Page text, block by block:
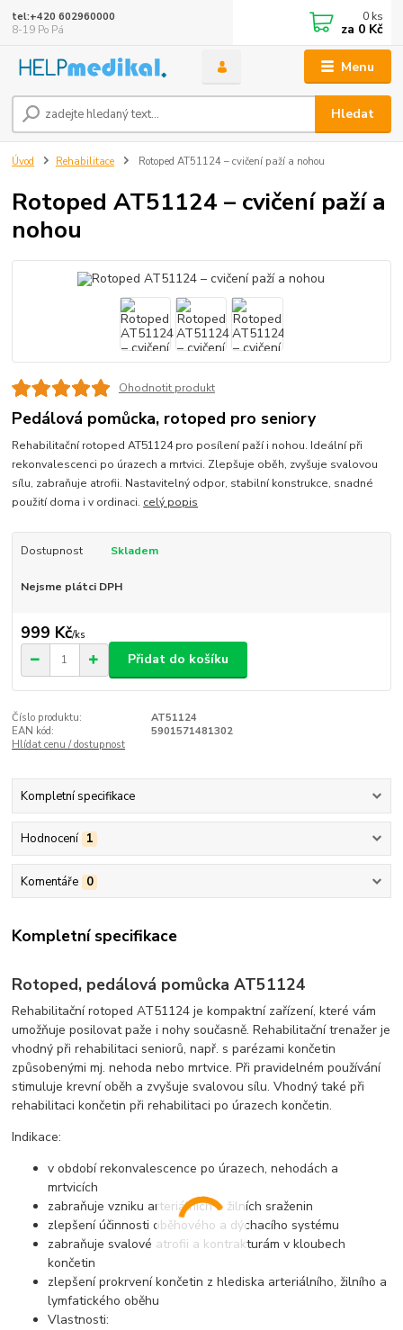
Menu
Hledat
tel:+420 602960000
8-19 Po Pá
0 ks
za 0 Kč
Úvod Rehabilitace Rotoped AT51124 – cvičení paží a nohou
Rotoped AT51124 – cvičení paží a
nohou
Ohodnotit produkt
Pedálová pomůcka, rotoped pro seniory
Rehabilitační rotoped AT51124 pro posílení paží i nohou. Ideální při
rekonvalescenci po úrazech a mrtvici. Zlepšuje oběh, zvyšuje svalovou
sílu, zabraňuje atrofii. Nastavitelný odpor, stabilní konstrukce, snadné
použití doma i v ordinaci. celý popis
Dostupnost Skladem
Nejsme plátci DPH
999 Kč/ks
Přidat do košíku
Číslo produktu:
AT51124
EAN kód:
5901571481302
Hlídat cenu / dostupnost
Kompletní specifikace
Hodnocení 1
Komentáře 0
Kompletní specifikace
Rotoped, pedálová pomůcka AT51124
Rehabilitační rotoped AT51124 je kompaktní zařízení, které vám
umožňuje posilovat paže i nohy současně. Rehabilitační trenažer je
vhodný při rehabilitaci seniorů, např. s parézami končetin
způsobenými mj. nehoda nebo mrtvice. Při pravidelném používání
stimuluje krevní oběh a zvyšuje svalovou sílu. Vhodný také při
rehabilitaci končetin při rehabilitaci po úrazech končetin.
Indikace:
v období rekonvalescence po úrazech, nehodách a
mrtvicích
zabraňuje vzniku arteriálních a žilních sraženin
zlepšení účinnosti oběhového a dýchacího systému
zabraňuje svalové atrofii a kontrakturám v kloubech
končetin
zlepšení prokrvení končetin z hlediska arteriálního, žilního a
lymfatického oběhu
Vlastnosti: